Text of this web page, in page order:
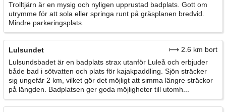
Trolltjärn är en mysig och nyligen upprustad badplats. Gott om
utrymme för att sola eller springa runt på gräsplanen bredvid.
Mindre parkeringsplats.
Lulsundet
⟼ 2.6 km bort
Lulsundsbadet är en badplats strax utanför Luleå och erbjuder
både bad i sötvatten och plats för kajakpaddling. Sjön sträcker
sig ungefär 2 km, vilket gör det möjligt att simma längre sträckor
på längden. Badplatsen ger goda möjligheter till utomh...